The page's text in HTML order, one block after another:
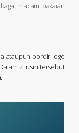
macam pakaian
ataupun bordir logo
2 lusin tersebut